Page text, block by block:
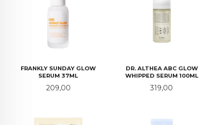
FRANKLY SUNDAY GLOW
SERUM 37ML
Pris
209,00
DR. ALTHEA ABC GLOW
WHIPPED SERUM 100ML
Pris
319,00